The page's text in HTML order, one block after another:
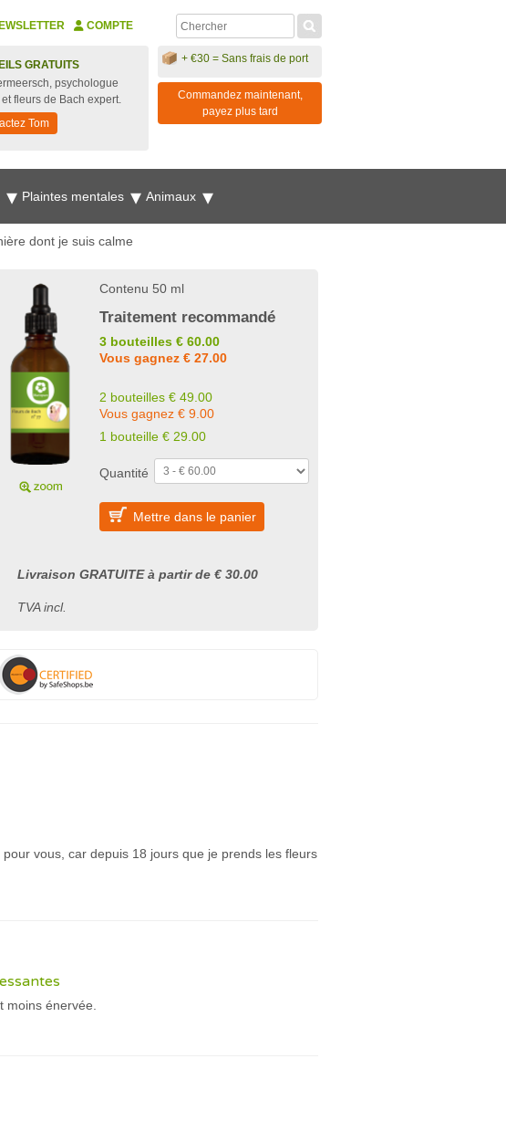
COMPTE
GRATUITS
psychologue
fleurs de Bach expert.
Tom
+ €30 = Sans frais de port
Commandez maintenant,
payez plus tard
Plaintes mentales Animaux
dont je suis calme
Contenu 50 ml
Traitement recommandé
3 bouteilles € 60.00
Vous gagnez € 27.00
2 bouteilles € 49.00
Vous gagnez € 9.00
1 bouteille € 29.00
Quantité
Mettre dans le panier
Livraison GRATUITE à partir de € 30.00
TVA incl.
vous, car depuis 18 jours que je prends les fleurs
moins énervée.